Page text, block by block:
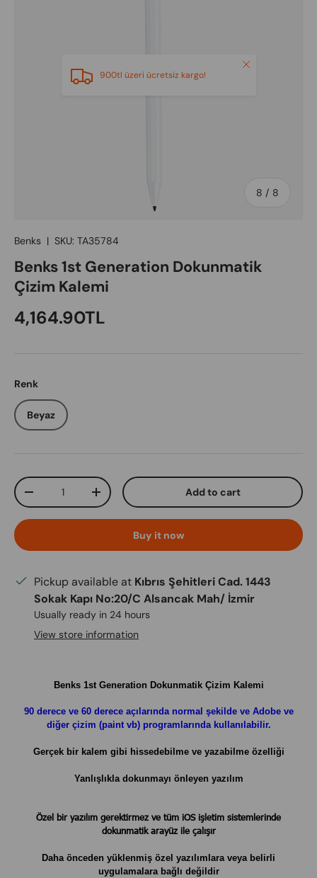
8 / of
8
900tl üzeri ücretsiz kargo!
Close
Benks | SKU: TA35784
Benks 1st Generation Dokunmatik
Çizim Kalemi
Regular price
4,164.90TL
Renk
Beyaz
Qty
Decrease quantityIncrease quantity Add to cart
Buy it now
Pickup available at Kıbrıs Şehitleri Cad. 1443
Sokak Kapı No:20/C Alsancak Mah/ İzmir
Usually ready in 24 hours
View store information
Benks 1st Generation Dokunmatik Çizim Kalemi
90 derece ve 60 derece açılarında normal şekilde ve Adobe ve
diğer çizim (paint vb) programlarındakullanılabilir.
Gerçek bir kalem gibi hissedebilme ve yazabilme özelliği
Yanlışlıkla dokunmayı önleyen yazılım
Özel bir yazılım gerektirmez ve tüm iOS işletim sistemlerinde
dokunmatik arayüz ile çalışır
Daha önceden yüklenmiş özel yazılımlara veya belirli
uygulamalara bağlı değildir